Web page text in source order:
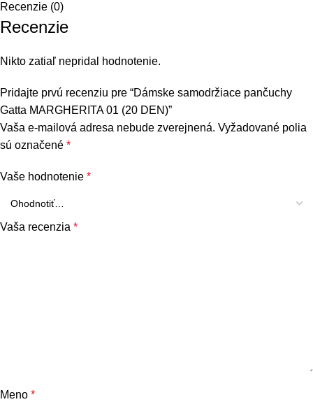
Recenzie (0)
Recenzie
Nikto zatiaľ nepridal hodnotenie.
Pridajte prvú recenziu pre “Dámske samodržiace pančuchy
Gatta MARGHERITA 01 (20 DEN)”
Vaša e-mailová adresa nebude zverejnená. Vyžadované polia
sú označené *
Vaše hodnotenie *
Vaša recenzia *
Meno *